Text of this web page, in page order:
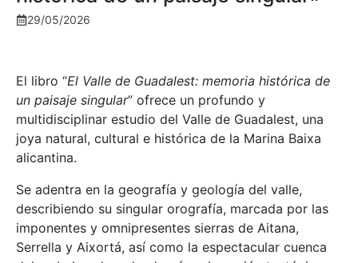
29/05/2026
El libro “El Valle de Guadalest: memoria histórica de
un paisaje singular” ofrece un profundo y
multidisciplinar estudio del Valle de Guadalest, una
joya natural, cultural e histórica de la Marina Baixa
alicantina.
Se adentra en la geografía y geología del valle,
describiendo su singular orografía, marcada por las
imponentes y omnipresentes sierras de Aitana,
Serrella y Aixortá, así como la espectacular cuenca